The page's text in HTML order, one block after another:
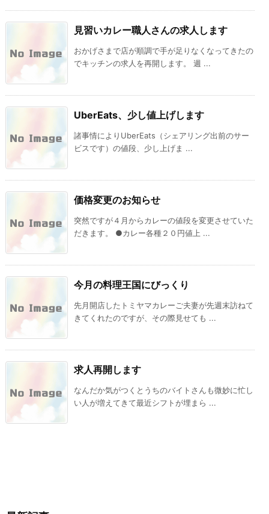
見習いカレー職人さんの求人します
おかげさまで店が順調で手が足りなくなってきたの
でキッチンの求人を再開します。 週 ...
UberEats、少し値上げします
諸事情によりUberEats（シェアリング出前のサー
ビスです）の値段、少し上げま ...
価格変更のお知らせ
突然ですが４月からカレーの値段を変更させていた
だきます。 ●カレー各種２０円値上 ...
今月の料理王国にびっくり
先月開店したトミヤマカレーご夫妻が先週末訪ねて
きてくれたのですが、その際見せても ...
求人再開します
なんだか気がつくとうちのバイトさんも微妙に忙し
い人が増えてきて最近シフトが埋まら ...